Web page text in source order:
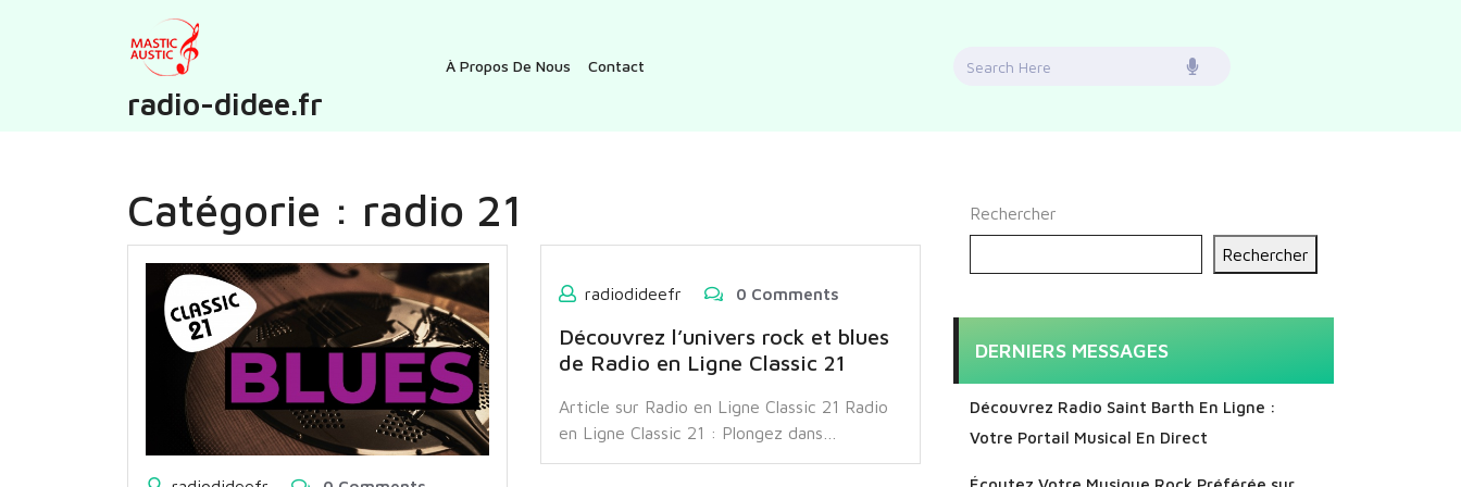
radio-didee.fr
À Propos De Nous Contact
Search
Catégorie : radio 21
radiodideefr 0 Comments
Découvrez l’univers rock et blues
de Radio en Ligne Classic 21
Article sur Radio en Ligne Classic 21 Radio
en Ligne Classic 21 : Plongez dans…
Rechercher
Rechercher
DERNIERS MESSAGES
Découvrez Radio Saint Barth En Ligne :
Votre Portail Musical En Direct